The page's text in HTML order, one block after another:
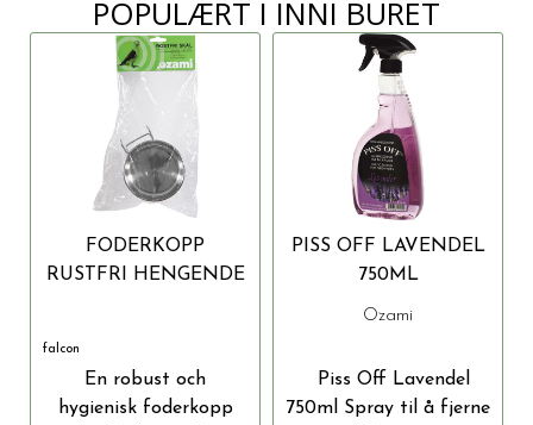
POPULÆRT I INNI BURET
FODERKOPP
RUSTFRI HENGENDE
falcon
En robust och
hygienisk foderkopp
PISS OFF LAVENDEL
750ML
Ozami
Piss Off Lavendel
750ml Spray til å fjerne